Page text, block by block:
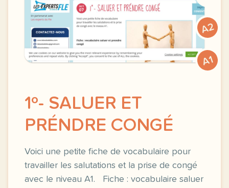
A2
A1
1º- SALUER ET
PRÉNDRE CONGÉ
Voici une petite fiche de vocabulaire pour
travailler les salutations et la prise de congé
avec le niveau A1. Fiche : vocabulaire saluer